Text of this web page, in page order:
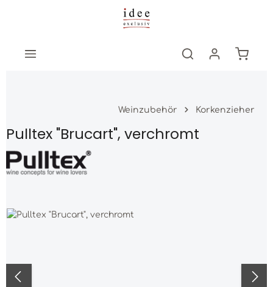
Zum Hauptinhalt springen
Weinzubehör Korkenzieher
Pulltex "Brucart", verchromt
Bildergalerie überspringen